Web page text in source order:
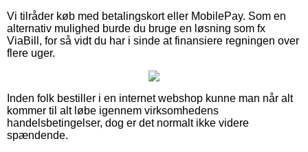
Vi tilråder køb med betalingskort eller MobilePay. Som en
alternativ mulighed burde du bruge en løsning som fx
ViaBill, for så vidt du har i sinde at finansiere regningen over
flere uger.
Inden folk bestiller i en internet webshop kunne man når alt
kommer til alt løbe igennem virksomhedens
handelsbetingelser, dog er det normalt ikke videre
spændende.